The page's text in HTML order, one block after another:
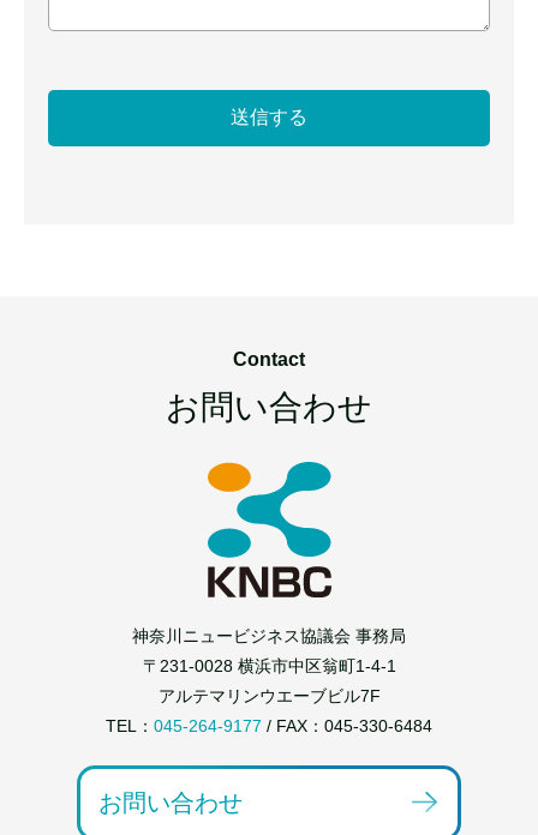
Contact
お問い合わせ
神奈川ニュービジネス協議会 事務局
〒231-0028 横浜市中区翁町1-4-1
アルテマリンウエーブビル7F
TEL： 045-264-9177 / FAX：045-330-6484
お問い合わせ